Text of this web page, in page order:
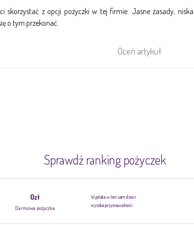
skorzystać z opcji pożyczki w tej firmie. Jasne zasady,
o tym przekonać.
Oceń artykuł
Sprawdź ranking pożyczek
0zł
Darmowa pożyczka
Wypłata w ten sam dzień
wysoka przyznawalność